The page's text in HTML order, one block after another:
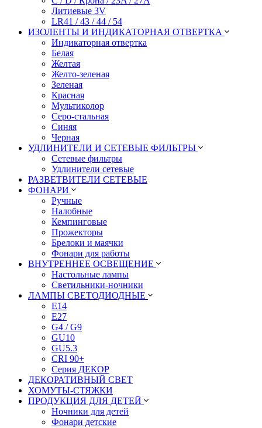
Литиевые 3V
LR41 / 43 / 44 / 54
ИЗОЛЕНТЫ И ИНДИКАТОРНАЯ ОТВЕРТКА
Индикаторная отвертка
Белая
Желтая
Желто-зеленая
Зеленая
Красная
Мультиколор
Серо-стальная
Синяя
Черная
УДЛИНИТЕЛИ И СЕТЕВЫЕ ФИЛЬТРЫ
Сетевые фильтры
Удлинители сетевые
РАЗВЕТВИТЕЛИ СЕТЕВЫЕ
ФОНАРИ
Ручные
Налобные
Кемпинговые
Прожекторы
Брелоки и маячки
Фонари для работы
ВНУТРЕННЕЕ ОСВЕЩЕНИЕ
Настольные лампы
Светильники-ночники
ЛАМПЫ СВЕТОДИОДНЫЕ
E14
E27
G4 / G9
GU10
GU5.3
CRI 90+
Серия ДЕКОР
ДЕКОРАТИВНЫЙ СВЕТ
ХОМУТЫ-СТЯЖКИ
ПРОДУКЦИЯ ДЛЯ ДЕТЕЙ
Ночники для детей
Фонари детские